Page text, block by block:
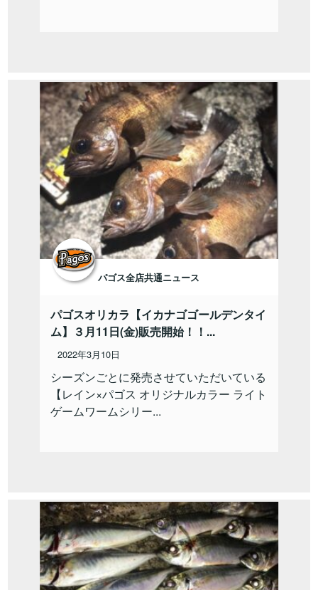
パゴス全店共通ニュース
パゴスオリカラ【イカナゴゴールデンタイ
ム】３月11日(金)販売開始！！...
2022年3月10日
シーズンごとに発売させていただいている
【レイン×パゴス オリジナルカラー ライト
ゲームワームシリー...